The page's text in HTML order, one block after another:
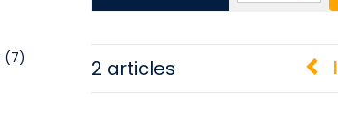
(7)
2 articles 1